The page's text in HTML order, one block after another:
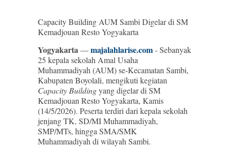
Capacity Building AUM Sambi Digelar di SM
Kemadjouan Resto Yogyakarta
Yogyakarta—majalahlarise.com- Sebanyak
25 kepala sekolah Amal Usaha
Muhammadiyah (AUM) se-Kecamatan Sambi,
Kabupaten Boyolali, mengikuti kegiatan
Capacity Buildingyang digelar di SM
Kemadjouan Resto Yogyakarta, Kamis
(14/5/2026). Peserta terdiri dari kepala sekolah
jenjang TK, SD/MI Muhammadiyah,
SMP/MTs, hingga SMA/SMK
Muhammadiyah di wilayah Sambi.